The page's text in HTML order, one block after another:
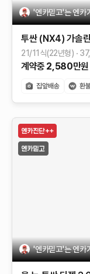
'엔카믿고'는 엔카
투싼 (NX4) 가솔
21/11식(22년형)
계약중 2,580만원
'엔카믿고'는 엔카